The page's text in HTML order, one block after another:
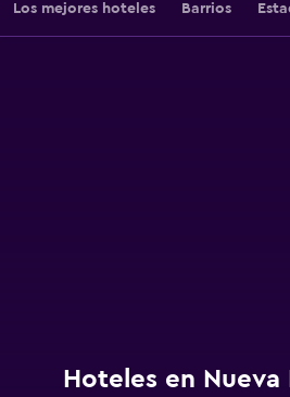
Los mejores hoteles Barrios
Hoteles en Nueva